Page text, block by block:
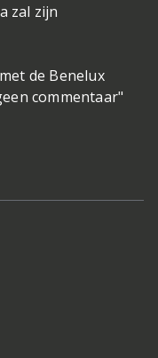
zal zijn
de Benelux
commentaar"